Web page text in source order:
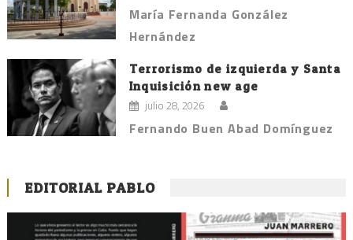
María Fernanda González
Hernández
Terrorismo de izquierda y Santa
Inquisición new age
julio 28, 2026
Fernando Buen Abad Domínguez
EDITORIAL PABLO